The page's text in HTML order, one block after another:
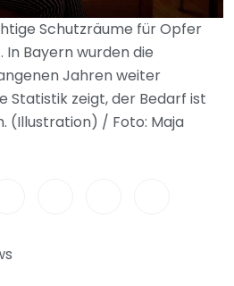
Schutzräume für Opfer
Bayern wurden die
Jahren weiter
Statistik zeigt, der Bedarf ist
(Illustration) / Foto: Maja